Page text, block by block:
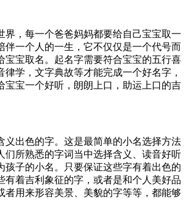
界，每一个爸爸妈妈都要给自己宝宝取一
伴一个人的一生，它不仅仅是一个代号而
宝宝取名。起名字需要符合宝宝的五行喜
律学，文字典故等才能完成一个好名字，
宝宝一个好听，朗朗上口，助运上口的吉
义出色的字。这是最简单的小名选择方法
们所熟悉的字词当中选择含义、读音好听
孩子的小名。只要保证这些字有着出色的
有着吉利象征的字，或者是和个人美好品
者用来形容美景、美貌的字等等，都能够